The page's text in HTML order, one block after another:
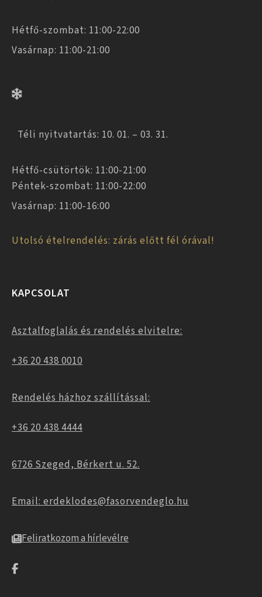
Hétfő-szombat: 11:00-22:00
Vasárnap: 11:00-21:00
Téli nyitvatartás: 10. 01. – 03. 31.
Hétfő-csütörtök: 11:00-21:00
Péntek-szombat: 11:00-22:00
Vasárnap: 11:00-16:00
Utolsó ételrendelés: zárás előtt fél órával!
KAPCSOLAT
Asztalfoglalás és rendelés elvitelre:
+36 20 438 0010
Rendelés házhoz szállítással:
+36 20 438 4444
6726 Szeged, Bérkert u. 52.
Email: erdeklodes@fasorvendeglo.hu
Feliratkozom a hírlevélre